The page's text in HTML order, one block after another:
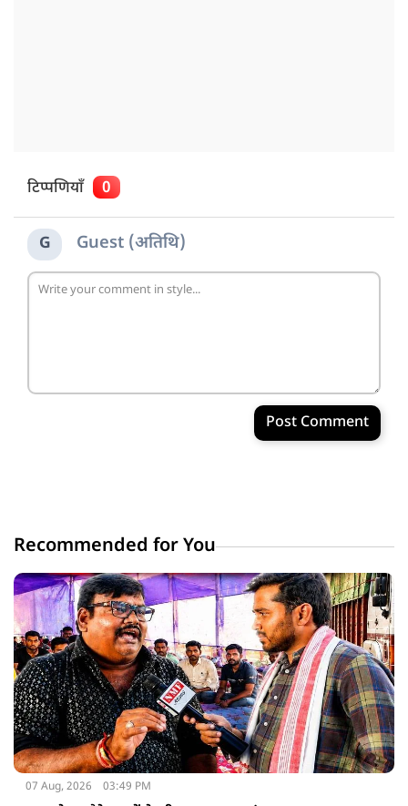
टिप्पणियाँ 0
G Guest (अतिथि)
Post Comment
Recommended for You
07 Aug, 2026 03:49 PM